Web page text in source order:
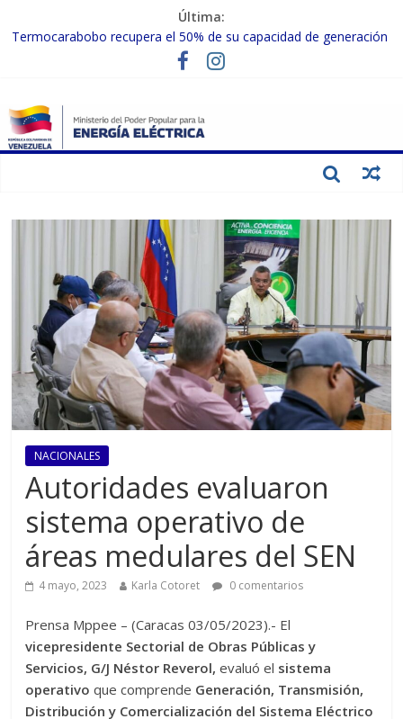
Última:
Termocarabobo recupera el 50% de su capacidad de generación
MPPEE avanza en la recuperación de infraestructuras eléctricas
Gobierno Nacional coordina acciones con el sector privado para
fortalecer el SEN ante el «Súper Niño»
Inspeccionan trabajos de rehabilitación en instalaciones del SEN
NACIONALES
Autoridades evaluaron
sistema operativo de
áreas medulares del SEN
4 mayo, 2023 Karla Cotoret 0 comentarios
Prensa Mppee – (Caracas 03/05/2023).- El
vicepresidente Sectorial de Obras Públicas y
Servicios, G/J Néstor Reverol, evaluó el sistema
operativo que comprende Generación, Transmisión,
Distribución y Comercialización del Sistema Eléctrico